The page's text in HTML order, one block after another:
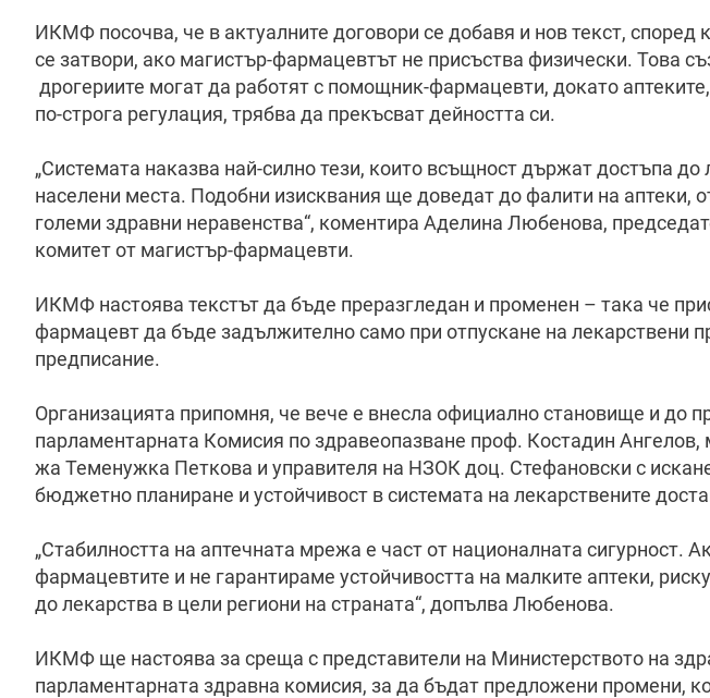
ИКМФ посочва, че в актуалните договори се добавя и нов текст, според
се затвори, ако магистър-фармацевтът не присъства физически. Това
дрогериите могат да работят с помощник-фармацевти, докато
по-строга регулация, трябва да прекъсват дейността си.
„Системата наказва най-силно тези, които всъщност държат достъпа до
населени места. Подобни изисквания ще доведат до фалити на аптеки,
големи здравни неравенства“, коментира Аделина Любенова,
комитет от магистър-фармацевти.
ИКМФ настоява текстът да бъде преразгледан и променен – така че
фармацевт да бъде задължително само при отпускане на лекарствени
предписание.
Организацията припомня, че вече е внесла официално становище и до
парламентарната Комисия по здравеопазване проф. Костадин Ангелов,
жа Теменужка Петкова и управителя на НЗОК доц. Стефановски с
бюджетно планиране и устойчивост в системата на лекарствените
„Стабилността на аптечната мрежа е част от националната сигурност.
фармацевтите и не гарантираме устойчивостта на малките аптеки,
до лекарства в цели региони на страната“, допълва Любенова.
ИКМФ ще настоява за среща с представители на Министерството на
парламентарната здравна комисия, за да бъдат предложени промени,